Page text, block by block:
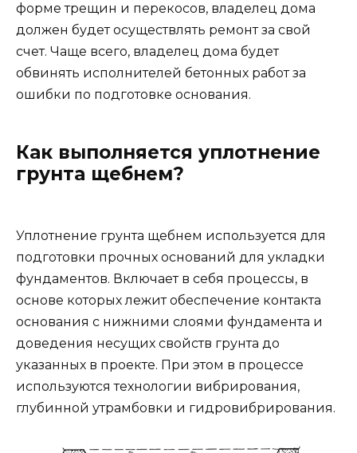
форме трещин и перекосов, владелец дома
должен будет осуществлять ремонт за свой
счет. Чаще всего, владелец дома будет
обвинять исполнителей бетонных работ за
ошибки по подготовке основания.
Как выполняется уплотнение
грунта щебнем?
Уплотнение грунта щебнем используется для
подготовки прочных оснований для укладки
фундаментов. Включает в себя процессы, в
основе которых лежит обеспечение контакта
основания с нижними слоями фундамента и
доведения несущих свойств грунта до
указанных в проекте. При этом в процессе
используются технологии вибрирования,
глубинной утрамбовки и гидровибрирования.